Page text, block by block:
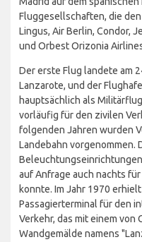
Fluggesellschaften, die
Lingus, Air Berlin, Condor,
und Orbest Orizonia
Der erste Flug landete am
Lanzarote, und der
hauptsächlich als
vorläufig für den zivilen
folgenden Jahren wurden
Landebahn vorgenommen.
auf Anfrage auch nachts
konnte. Im Jahr 1970
Passagierterminal für den
Verkehr, das mit einem
Wandgemälde namens